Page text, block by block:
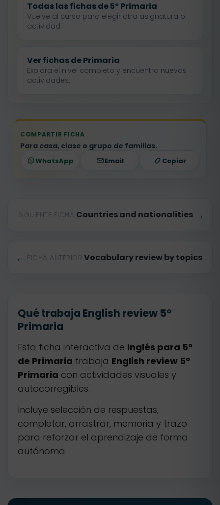
Todas las fichas de 5º Primaria
Vuelve al curso para elegir otra asignatura o
actividad.
Ver fichas de Primaria
Explora el nivel completo y encuentra nuevas
actividades.
COMPARTIR FICHA
Para casa, clase o grupo de familias.
WhatsApp Email Copiar
← FICHA ANTERIOR Vocabulary review by topics
SIGUIENTE FICHA Countries and nationalities →
Qué trabaja English review 5º
Primaria
Esta ficha interactiva de Inglés para 5º
de Primaria trabaja English review 5º
Primaria con actividades visuales y
autocorregibles.
Incluye selección de respuestas,
completar, arrastrar, memoria y trazo
para reforzar el aprendizaje de forma
autónoma.